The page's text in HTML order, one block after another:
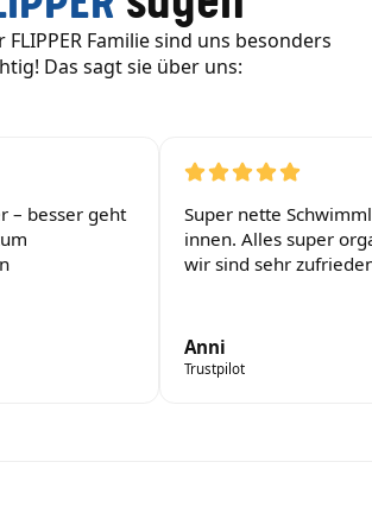
Familie sind uns besonders
Das sagt sie über uns:
– besser geht
Super nette
innen. Alles super
wir sind sehr
Anni
Trustpilot